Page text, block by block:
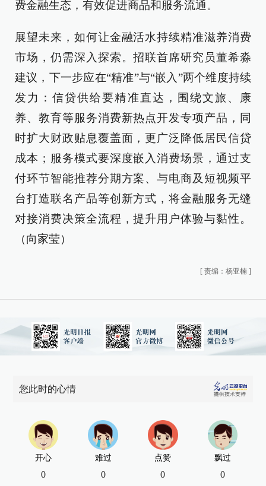
费金融生态，有效促进商品和服务流通。
展望未来，如何让金融活水持续精准滋养消费
市场，仍需深入探索。招联首席研究员董希淼
建议，下一步应在“精准”与“嵌入”两个维度持续
发力：信贷供给要精准直达，围绕文旅、康
养、教育等服务消费新热点开发专项产品，同
时扩大财政贴息覆盖面，更广泛降低居民信贷
成本；服务模式要深度嵌入消费场景，通过支
付环节智能推荐分期方案、与电商及短视频平
台打造联名产品等创新方式，将金融服务无缝
对接消费决策全流程，提升用户体验与黏性。
（向家莹）
[ 责编：杨亚楠 ]
您此时的心情
开心
0
难过
0
点赞
0
飘过
0